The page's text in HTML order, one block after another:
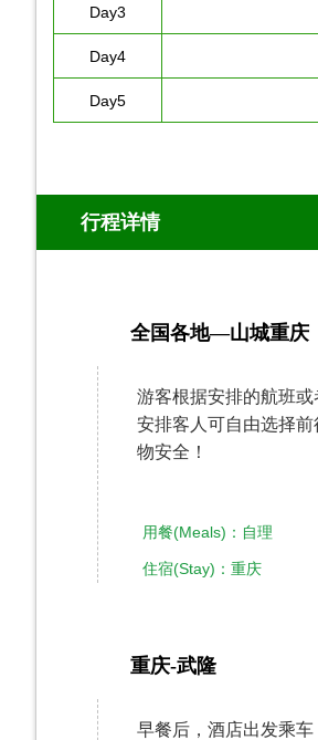
Day3
Day4
Day5
行程详情
全国各地—山城重庆
游客根据安排的航班
安排客人可自由选择
物安全！
用餐(Meals)：自
住宿(Stay)：重庆
重庆-武隆
早餐后，酒店出发乘